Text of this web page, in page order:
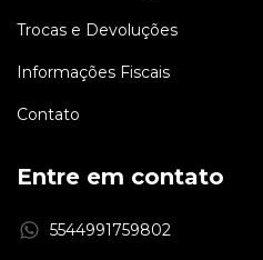
Trocas e Devoluções
Informações Fiscais
Contato
Entre em contato
5544991759802